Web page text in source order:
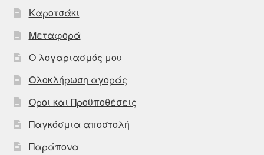
Καροτσάκι
Μεταφορά
Ο λογαριασμός μου
Ολοκλήρωση αγοράς
Οροι και Προϋποθέσεις
Παγκόσμια αποστολή
Παράπονα